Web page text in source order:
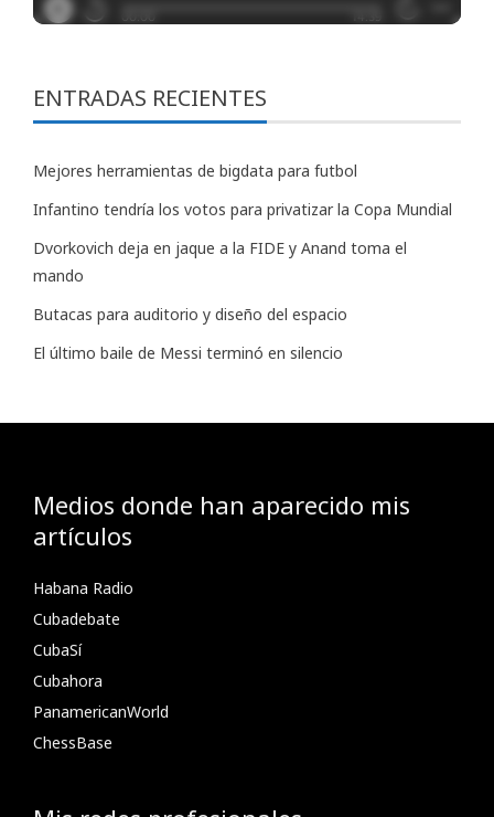
ENTRADAS RECIENTES
Mejores herramientas de bigdata para futbol
Infantino tendría los votos para privatizar la Copa Mundial
Dvorkovich deja en jaque a la FIDE y Anand toma el
mando
Butacas para auditorio y diseño del espacio
El último baile de Messi terminó en silencio
Medios donde han aparecido mis
artículos
Habana Radio
Cubadebate
CubaSí
Cubahora
PanamericanWorld
ChessBase